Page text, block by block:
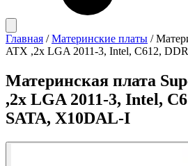
Главная / Материнские платы /
ATX ,2x LGA 2011-3, Intel, C612,
Материнская плата
,2x LGA 2011-3, Intel,
SATA, X10DAL-I